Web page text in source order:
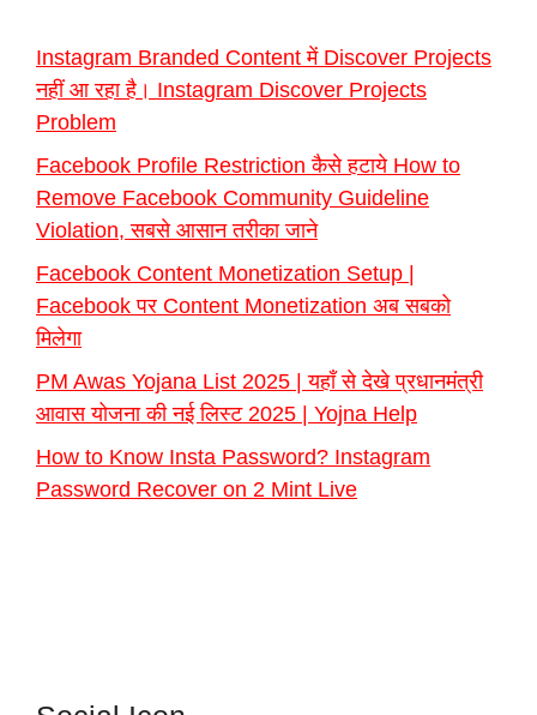
Instagram Branded Content में Discover Projects
नहीं आ रहा है। Instagram Discover Projects
Problem
Facebook Profile Restriction कैसे हटाये How to
Remove Facebook Community Guideline
Violation, सबसे आसान तरीका जाने
Facebook Content Monetization Setup |
Facebook पर Content Monetization अब सबको
मिलेगा
PM Awas Yojana List 2025 | यहाँ से देखे प्रधानमंत्री
आवास योजना की नई लिस्ट 2025 | Yojna Help
How to Know Insta Password? Instagram
Password Recover on 2 Mint Live